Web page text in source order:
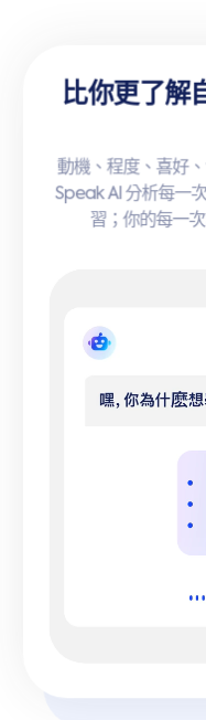
專注學習，
面試、見客、
供真實生活
比你更了解
動機、程度、喜好
Speak AI 分析每一
習；你的每一